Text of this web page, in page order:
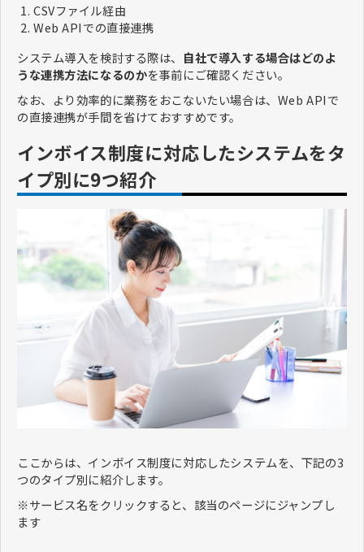
CSVファイル経由
Web APIでの直接連携
システム導入を検討する際は、 自社で導入する場合はどのよ
うな連携方法になるのかを事前にご確認ください。
なお、より効率的に業務をおこないたい場合は、Web APIで
の直接連携が手間を省けておすすめです。
インボイス制度に対応したシステムをタ
イプ別に9つ紹介
ここからは、インボイス制度に対応したシステムを、下記の3
つのタイプ別に紹介します。
※サービス名をクリックすると、該当のページにジャンプし
ます